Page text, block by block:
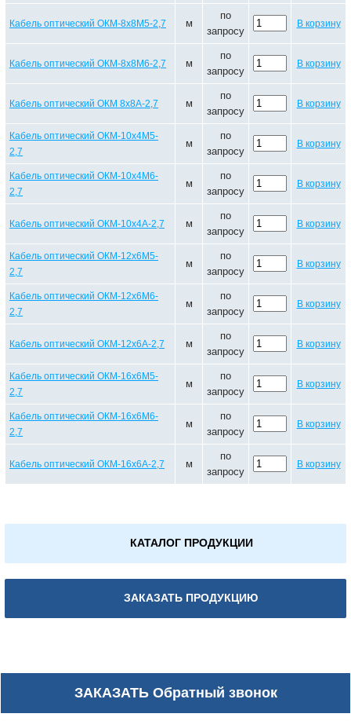
Кабель оптический ОКМ-8х8М5-2,7 м
по
запросу
В корзину
Кабель оптический ОКМ-8х8М6-2,7 м
по
запросу
В корзину
Кабель оптический ОКМ 8х8А-2,7 м
по
запросу
В корзину
Кабель оптический ОКМ-10х4М5-
2,7
м
по
запросу
В корзину
Кабель оптический ОКМ-10х4М6-
2,7
м
по
запросу
В корзину
Кабель оптический ОКМ-10х4А-2,7 м
по
запросу
В корзину
Кабель оптический ОКМ-12х6М5-
2,7
м
по
запросу
В корзину
Кабель оптический ОКМ-12х6М6-
2,7
м
по
запросу
В корзину
Кабель оптический ОКМ-12х6А-2,7 м
по
запросу
В корзину
Кабель оптический ОКМ-16х6М5-
2,7
м
по
запросу
В корзину
Кабель оптический ОКМ-16х6М6-
2,7
м
по
запросу
В корзину
Кабель оптический ОКМ-16х6А-2,7 м
по
запросу
В корзину
КАТАЛОГ ПРОДУКЦИИ
ЗАКАЗАТЬ ПРОДУКЦИЮ
ЗАКАЗАТЬОбратный звонок